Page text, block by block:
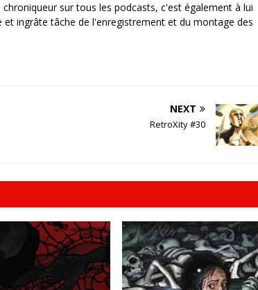
sur tous les podcasts, c'est également à lui
et ingrâte tâche de l'enregistrement et du montage des
NEXT
RetroXity #30